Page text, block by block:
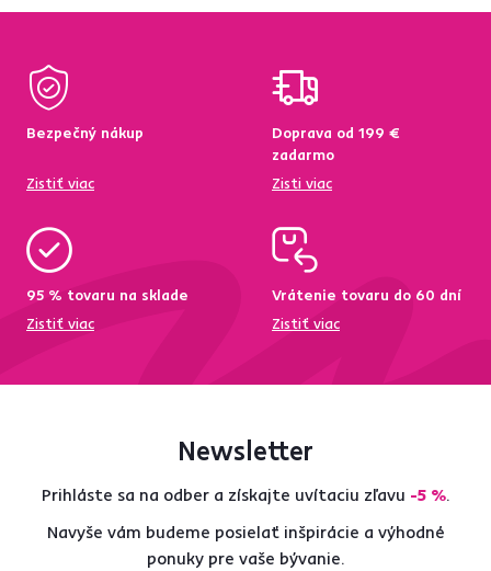
Bezpečný nákup
Zistiť viac
Doprava od 199 €
zadarmo
Zisti viac
95 % tovaru na sklade
Zistiť viac
Vrátenie tovaru do 60 dní
Zistiť viac
Newsletter
Prihláste sa na odber a získajte uvítaciu zľavu -5 %.
Navyše vám budeme posielať inšpirácie a výhodné
ponuky pre vaše bývanie.